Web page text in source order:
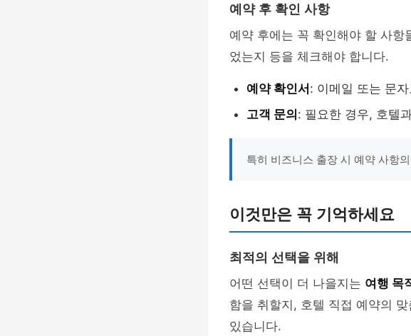
예약 후 확인 사항
예약 후에는 꼭 확인해야 할 사항
었는지 등을 체크해야 합니다.
예약 확인서 : 이메일 또는 문
고객 문의 : 필요한 경우, 호텔
특히 비즈니스 출장 시 예약 사항의
이것만은 꼭 기억하세요
최적의 선택을 위해
어떤 선택이 더 나을지는 여행 목
함을 취할지, 호텔 직접 예약의
있습니다.